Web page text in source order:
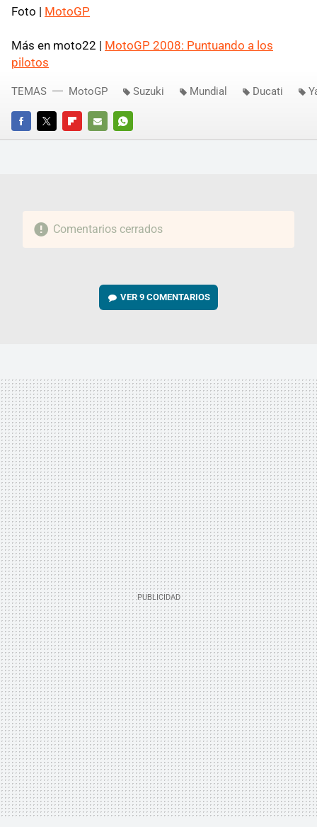
Foto | MotoGP
Más en moto22 | MotoGP 2008: Puntuando a los
pilotos
FACEBOOKTWITTERFLIPBOARD
E-
WHATSAPP
TEMAS MotoGP Suzuki Mundial Ducati
Comentarios cerrados
VER9 COMENTARIOS